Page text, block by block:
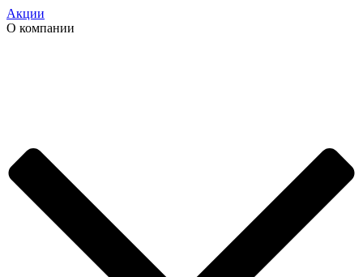
Акции
О компании